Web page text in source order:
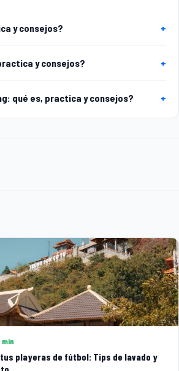
y consejos? +
y consejos? +
qué es, practica y consejos? +
min
playeras de fútbol: Tips de lavado y